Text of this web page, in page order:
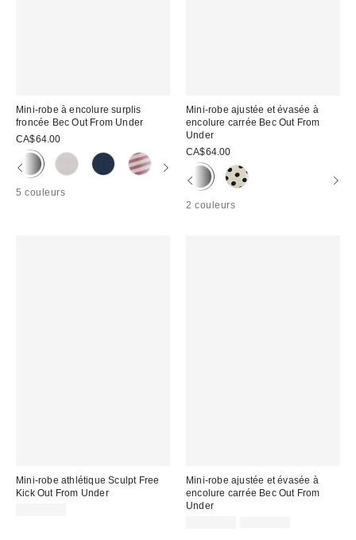
Mini-robe à encolure surplis
froncée Bec Out From Under
CA$64.00
5 couleurs
Mini-robe ajustée et évasée à
encolure carrée Bec Out From
Under
CA$64.00
2 couleurs
Mini-robe athlétique Sculpt Free
Kick Out From Under
Mini-robe ajustée et évasée à
encolure carrée Bec Out From
Under